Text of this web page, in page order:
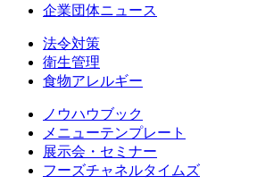
企業団体ニュース
法令対策
衛生管理
食物アレルギー
ノウハウブック
メニューテンプレート
展示会・セミナー
フーズチャネルタイムズ